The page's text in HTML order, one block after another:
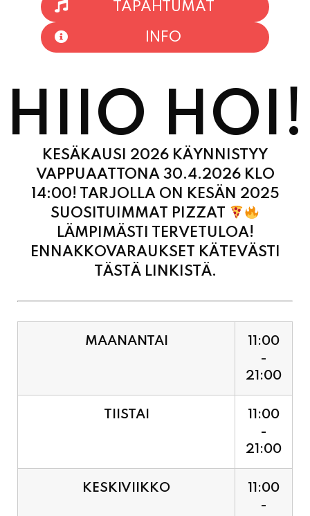
HIIO HOI!
KESÄKAUSI 2026 KÄYNNISTYY
VAPPUAATTONA 30.4.2026 KLO
14:00! TARJOLLA ON KESÄN 2025
SUOSITUIMMAT PIZZAT
LÄMPIMÄSTI TERVETULOA!
ENNAKKOVARAUKSET KÄTEVÄSTI
TÄSTÄ LINKISTÄ.
-
21:00
11:00
-
21:00
11:00
-
21:00
11:00